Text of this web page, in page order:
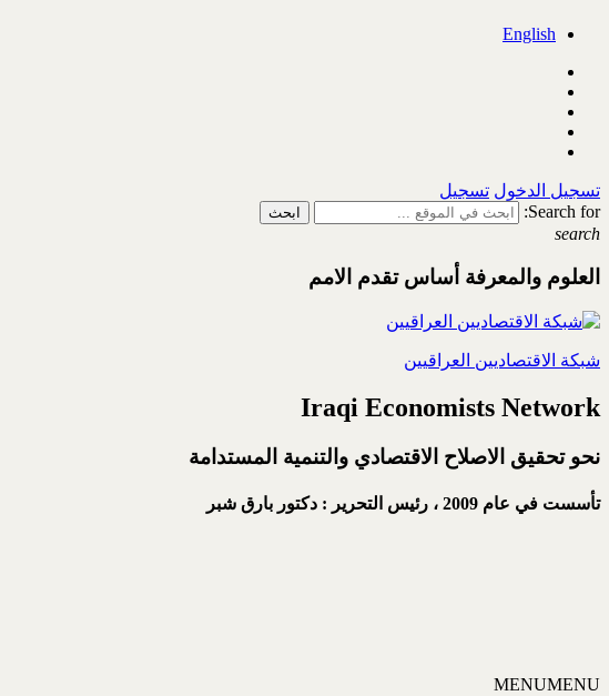
English
تسجيل الدخول تسجيل
Search for:
search
العلوم والمعرفة أساس تقدم الامم
شبكة الاقتصاديين العراقيين
Iraqi Economists Network
نحو تحقيق الاصلاح الاقتصادي والتنمية المستدامة
تأسست في عام 2009 ، رئيس التحرير : دكتور بارق شبر
MENUMENU